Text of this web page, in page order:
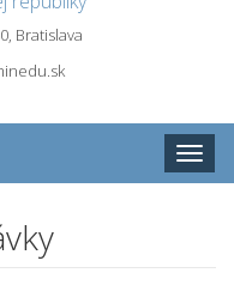
Bratislava
Toggle